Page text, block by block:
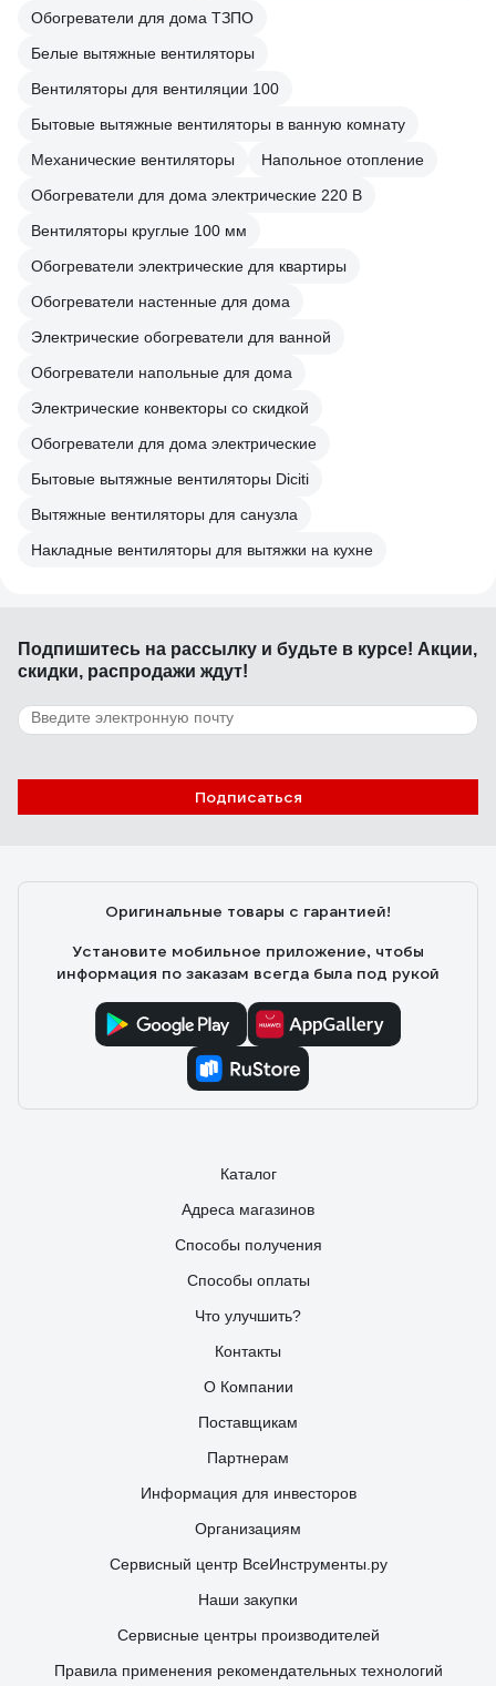
Обогреватели для дома ТЗПО
Белые вытяжные вентиляторы
Вентиляторы для вентиляции 100
Бытовые вытяжные вентиляторы в ванную комнату
Механические вентиляторы
Напольное отопление
Обогреватели для дома электрические 220 В
Вентиляторы круглые 100 мм
Обогреватели электрические для квартиры
Обогреватели настенные для дома
Электрические обогреватели для ванной
Обогреватели напольные для дома
Электрические конвекторы со скидкой
Обогреватели для дома электрические
Бытовые вытяжные вентиляторы Diciti
Вытяжные вентиляторы для санузла
Накладные вентиляторы для вытяжки на кухне
Подпишитесь на рассылку и будьте в курсе! Акции,
скидки, распродажи ждут!
Подписаться
Оригинальные товары с гарантией!
Установите мобильное приложение, чтобы
информация по заказам всегда была под рукой
Каталог
Адреса магазинов
Способы получения
Способы оплаты
Что улучшить?
Контакты
О Компании
Поставщикам
Партнерам
Информация для инвесторов
Организациям
Сервисный центр ВсеИнструменты.ру
Наши закупки
Сервисные центры производителей
Правила применения рекомендательных технологий